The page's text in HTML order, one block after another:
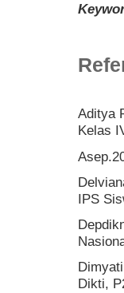
Aditya
Kelas
IPS
Dikti,